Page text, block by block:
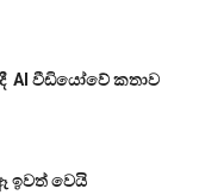
AI වීඩියෝවේ කතාව
ඉවත් වෙයි